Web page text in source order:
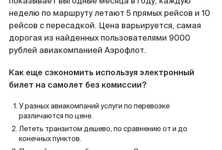
неделю по маршруту летают 5 прямых рейсов и 10
рейсов с пересадкой. Цена варьируется, самая
дорогая из найденных пользователями 9000
рублей авиакомпанией Аэрофлот.
Как еще сэкономить используя электронный
билет на самолет без комиссии?
У разных авиакомпаний услуги по перевозке
различаются по цене.
Лететь транзитом дешево, по сравнению от и до
конечных пунктов.